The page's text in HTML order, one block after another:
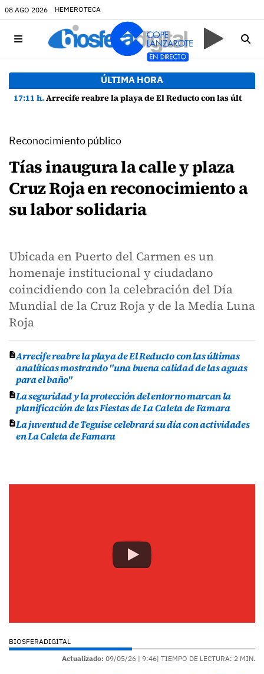
08 AGO 2026 HEMEROTECA
ÚLTIMA HORA
17:11 h.Arrecife reabre la playa de El Reducto con las últimas analíticas mostrando "una buena calidad de las aguas para el baño"
Reconocimiento público
Tías inaugura la calle y plaza
Cruz Roja en reconocimiento a
su labor solidaria
Ubicada en Puerto del Carmen es un
homenaje institucional y ciudadano
coincidiendo con la celebración del Día
Mundial de la Cruz Roja y de la Media Luna
Roja
Arrecife reabre la playa de El Reducto con las últimas
analíticas mostrando "una buena calidad de las aguas
para el baño"
La seguridad y la protección del entorno marcan la
planificación de las Fiestas de La Caleta de Famara
La juventud de Teguise celebrará su día con actividades
en La Caleta de Famara
BIOSFERADIGITAL
Actualizado: 09/05/26 | 9:46| TIEMPO DE LECTURA: 2 MIN.